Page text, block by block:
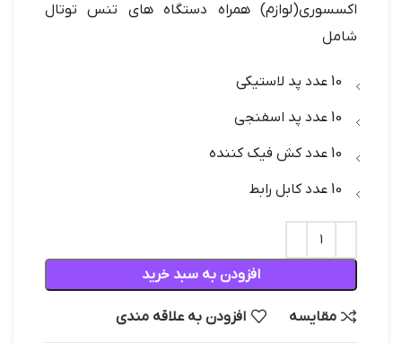
اکسسوری(لوازم) همراه دستگاه های تنس توتال
شامل
10 عدد پد لاستیکی
10 عدد پد اسفنجی
10 عدد کش فیک کننده
10 عدد کابل رابط
افزودن به سبد خرید
مقایسه افزودن به علاقه مندی